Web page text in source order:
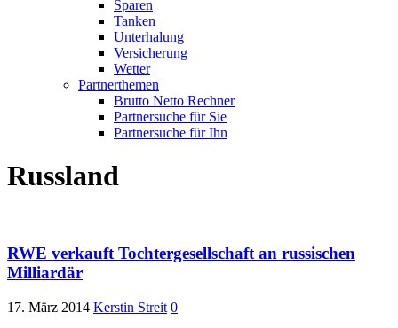
Sparen
Tanken
Unterhalung
Versicherung
Wetter
Partnerthemen
Brutto Netto Rechner
Partnersuche für Sie
Partnersuche für Ihn
Russland
RWE verkauft Tochtergesellschaft an russischen
Milliardär
17. März 2014 Kerstin Streit 0